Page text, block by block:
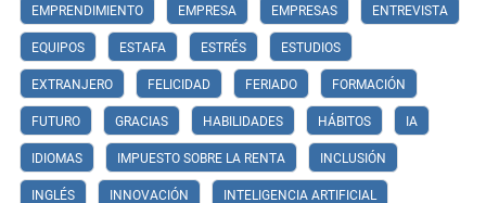
EMPRENDIMIENTO EMPRESA EMPRESAS ENTREVISTA
EQUIPOS ESTAFA ESTRÉS ESTUDIOS
EXTRANJERO FELICIDAD FERIADO FORMACIÓN
FUTURO GRACIAS HABILIDADES HÁBITOS IA
IDIOMAS IMPUESTO SOBRE LA RENTA INCLUSIÓN
INGLÉS INNOVACIÓN INTELIGENCIA ARTIFICIAL